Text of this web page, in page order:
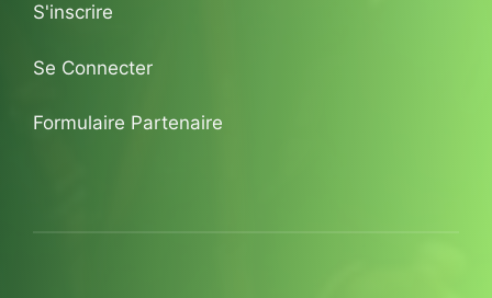
S'inscrire
Se Connecter
Formulaire Partenaire